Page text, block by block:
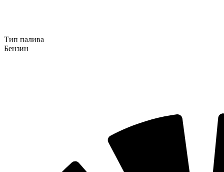
Тип палива
Бензин